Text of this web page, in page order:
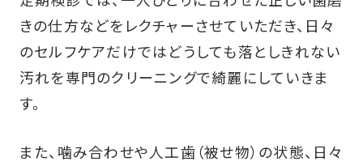
きの仕方などをレクチャーさせていただき、日々
のセルフケアだけではどうしても落としきれない
汚れを専門のクリーニングで綺麗にしていきま
す。
また、噛み合わせや人工歯（被せ物）の状態、日々